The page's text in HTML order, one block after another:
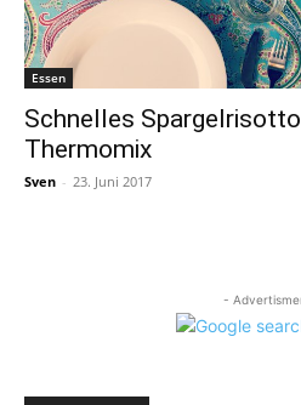
Essen
Schnelles
Thermomix
Sven - 23. Juni 2017
-